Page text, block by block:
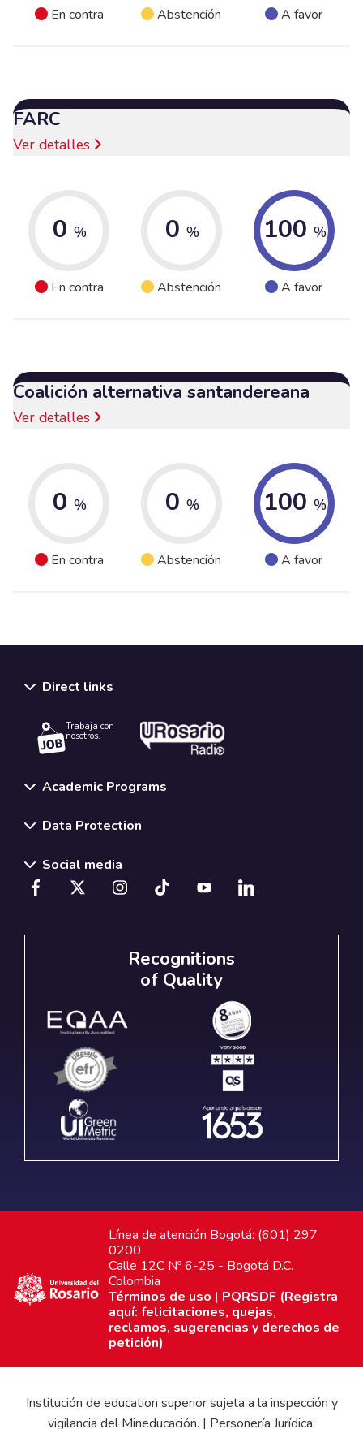
En contra Abstención A favor
FARC
Ver detalles
0 %
En contra
0 %
Abstención
100 %
A favor
Coalición alternativa santandereana
Ver detalles
0 %
En contra
0 %
Abstención
100 %
A favor
Direct links
Trabaja con
nosotros.
Academic Programs
Data Protection
Social media
Recognitions
of Quality
Línea de atención Bogotá: (601) 297
0200
Calle 12C Nº 6-25 - Bogotá D.C.
Colombia
Términos de uso | PQRSDF (Registra
aquí: felicitaciones, quejas,
reclamos, sugerencias y derechos de
petición)
Institución de education superior sujeta a la inspección y
vigilancia del Mineducación. | Personería Jurídica: